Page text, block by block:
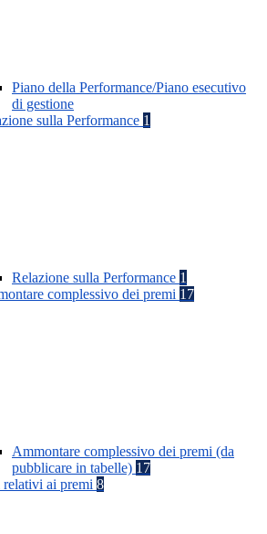
Piano della Performance/Piano esecutivo
di gestione
sulla Performance 1
Relazione sulla Performance 1
complessivo dei premi 17
Ammontare complessivo dei premi (da
pubblicare in tabelle) 17
ai premi 8